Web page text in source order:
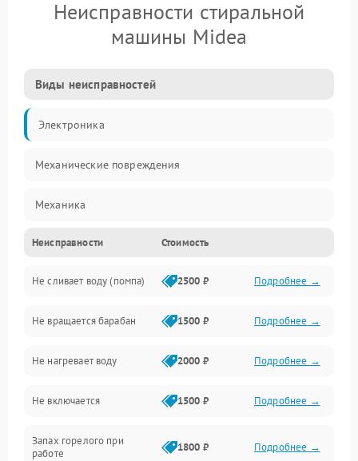
Неисправности стиральной
машины Midea
Виды неисправностей
Электроника
Механические повреждения
Механика
Электропитание
Водоснабжение
Слив
Программное обеспечение
Неисправности Стоимость
Не сливает воду (помпа) 2500 ₽ Подробнее →
Не вращается барабан 1500 ₽ Подробнее →
Не нагревает воду 2000 ₽ Подробнее →
Не включается 1500 ₽ Подробнее →
Запах горелого при
работе
1800 ₽ Подробнее →